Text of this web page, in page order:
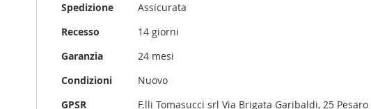
Spedizione
Assicurata
Recesso
14 giorni
Garanzia
24 mesi
Condizioni
Nuovo
GPSR
F.lli Tomasucci srl Via Brigata Garibaldi, 25